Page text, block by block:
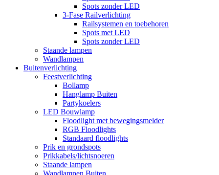
Spots zonder LED
3-Fase Railverlichting
Railsystemen en toebehoren
Spots met LED
Spots zonder LED
Staande lampen
Wandlampen
Buitenverlichting
Feestverlichting
Bollamp
Hanglamp Buiten
Partykoelers
LED Bouwlamp
Floodlight met bewegingsmelder
RGB Floodlights
Standaard floodlights
Prik en grondspots
Prikkabels/lichtsnoeren
Staande lampen
Wandlampen Buiten